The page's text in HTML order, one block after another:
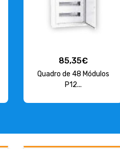
85,35€
Quadro de 48 Módulos
P12...